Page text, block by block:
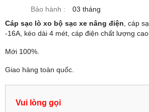
Bảo hành :
03 tháng
Cáp sạc lò xo bộ sạc xe nâng điện, cáp
-16A, kéo dài 4 mét, cáp điện chất lượng
Mới 100%.
Giao hàng toàn quốc.
Vui lòng gọi